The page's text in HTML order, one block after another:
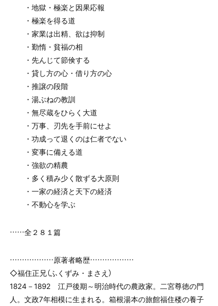
・地獄・極楽と因果応報
・極楽を得る道
・家業は出精、欲は抑制
・勤惰・貧福の相
・先んじて節倹する
・貸し方の心・借り方の心
・推譲の段階
・湯ぶねの教訓
・無尽蔵をひらく大道
・万事、刃先を手前にせよ
・功成って退くのは仁者でない
・変事に備える道
・強欲の精農
・多く積み少く散ずる大原則
・一家の経済と天下の経済
・不動心を学ぶ
……全２８１篇
………………原著者略歴………………
◇福住正兄（ふくずみ・まさえ）
1824－1892 江戸後期～明治時代の農政家。二宮尊徳の門
人。文政7年相模に生まれる。箱根湯本の旅館福住楼の養子